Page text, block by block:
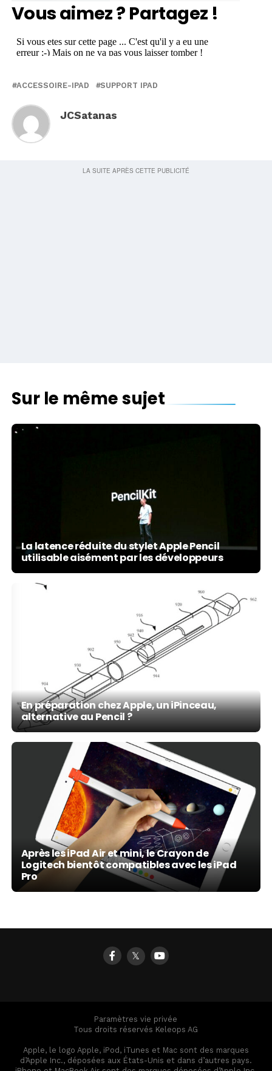
Vous aimez ? Partagez !
ACCESSOIRE-IPAD SUPPORT IPAD
JCSatanas
Sur le même sujet
La latence réduite du stylet Apple Pencil
utilisable aisément par les développeurs
En préparation chez Apple, un iPinceau,
alternative au Pencil ?
Après les iPad Air et mini, le Crayon de
Logitech bientôt compatibles avec les iPad
Pro
𝕏
Paramètres vie privée
Tous droits réservés Keleops AG
Apple, le logo Apple, iPod, iTunes et Mac sont des marques
d’Apple Inc., déposées aux États-Unis et dans d’autres pays.